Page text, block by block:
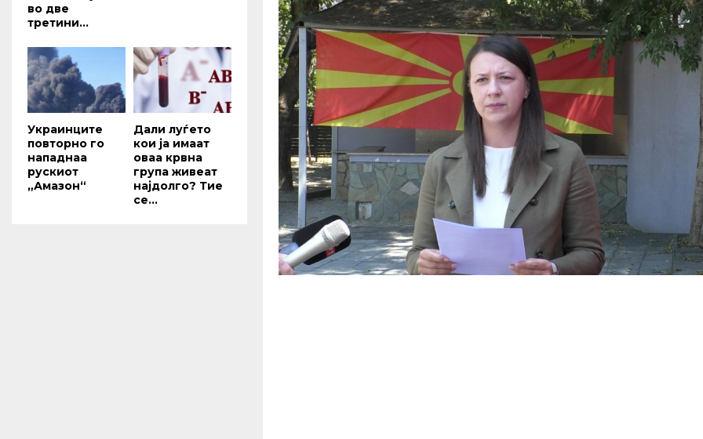
во две
третини...
Украинците
повторно го
нападнаа
рускиот
„Амазон“
Дали луѓето
кои ја имаат
оваа крвна
група живеат
најдолго? Тие
се...